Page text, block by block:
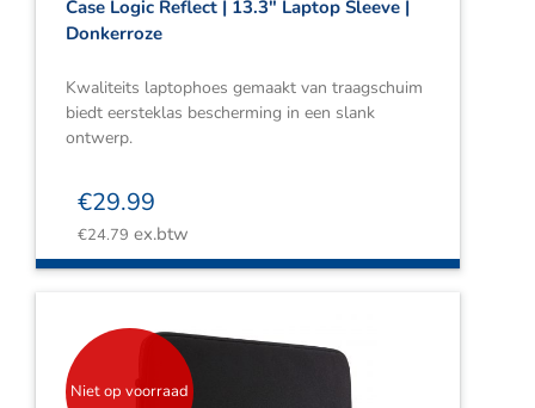
Case Logic Reflect | 13.3″ Laptop Sleeve |
Donkerroze
Kwaliteits laptophoes gemaakt van traagschuim
biedt eersteklas bescherming in een slank
ontwerp.
€29.99
€24.79 ex.btw
Niet op voorraad